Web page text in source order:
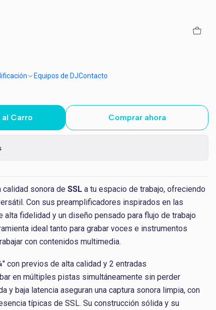
Equipos de DJContacto
State Logic SSL 2+
Carro Comprar ahora
calidad sonora de SSL a tu espacio de trabajo, ofreciendo
Con sus preamplificadores inspirados en las
fidelidad y un diseño pensado para flujo de trabajo
ideal tanto para grabar voces e instrumentos
con contenidos multimedia.
con previos de alta calidad y 2 entradas
en múltiples pistas simultáneamente sin perder
y baja latencia aseguran una captura sonora limpia, con
típicas de SSL. Su construcción sólida y su